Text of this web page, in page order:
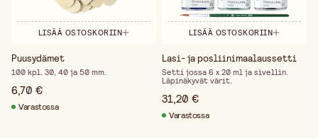
LISÄÄ OSTOSKORIIN
Puusydämet
100 kpl. 30, 40 ja 50 mm.
6,70 €
Varastossa
LISÄÄ OSTOSKORIIN
Lasi- ja posliinimaalaussetti
Setti jossa 6 x 20 ml ja sivellin.
Läpinäkyvät värit.
31,20 €
Varastossa